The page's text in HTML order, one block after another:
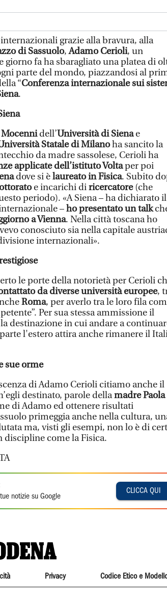
grazie alla bravura, alla
di Sassuolo,Adamo Cerioli, un
giorno fa ha sbaragliato una platea di
parte del mondo, piazzandosi al
“Conferenza internazionale sui
.
dell’Università di Sienae
Statale di Milanoha sancito la
da madre sassolese, Cerioli ha
applicate dell’istituto Voltaper poi
dove si èlaureato in Fisica. Subito
e incarichi diricercatore(che
periodo). «A Siena – ha dichiarato il
–ho presentato un talk
a Vienna. Nella città toscana ho
conosciuto sia nella capitale
internazionali».
le porte della notorietà per Cerioli
da diverse università europee,
Roma, per averlo tra le loro fila
Per sua stessa ammissione il
destinazione in cui andare a
l'estero attira anche rimanere il
sue orme
di Adamo Cerioli citiamo anche il
destinato, parole dellamadre Paola
di Adamo ed ottenere risultati
primeggia anche nella cultura,
ma, visti gli esempi, non lo è di
come la Fisica.
notizie su Google
CLICCA QUI
Privacy Codice Etico e